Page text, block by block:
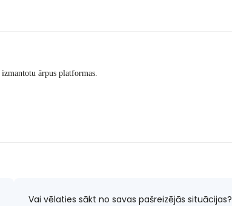
ārpus platformas.
Vai vēlaties sākt no savas pašreizējās situācijas?